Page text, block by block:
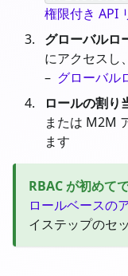
権限付き API
グローバルロ
にアクセスし
– グローバル
ロールの割り
または M2M
ます
RBAC が初めて
ロールベースの
イステップのセ